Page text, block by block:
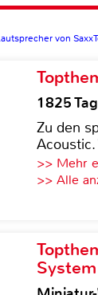
von
1825
Zu den
>> Mehr
>> Alle
System